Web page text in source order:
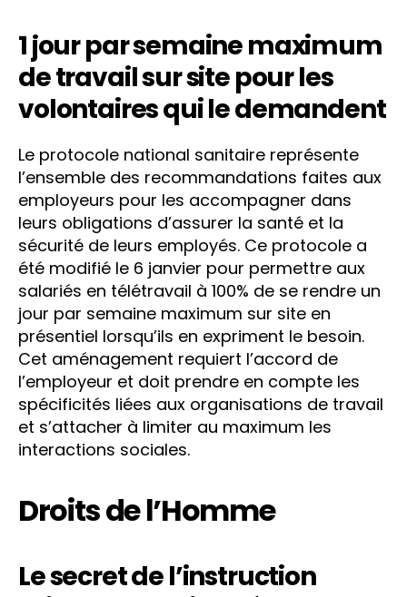
1 jour par semaine maximum
de travail sur site pour les
volontaires qui le demandent
Le protocole national sanitaire représente
l’ensemble des recommandations faites aux
employeurs pour les accompagner dans
leurs obligations d’assurer la santé et la
sécurité de leurs employés. Ce protocole a
été modifié le 6 janvier pour permettre aux
salariés en télétravail à 100% de se rendre un
jour par semaine maximum sur site en
présentiel lorsqu’ils en expriment le besoin.
Cet aménagement requiert l’accord de
l’employeur et doit prendre en compte les
spécificités liées aux organisations de travail
et s’attacher à limiter au maximum les
interactions sociales.
Droits de l’Homme
Le secret de l’instruction